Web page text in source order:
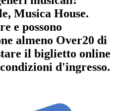
, Musica House.
e possono
almeno Over20 di
il biglietto online
d'ingresso.